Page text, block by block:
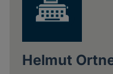
Helmut